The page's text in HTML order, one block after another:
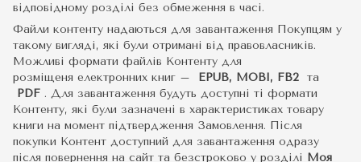
відповідному розділі без обмеження в часі.
Файли контенту надаються для завантаження Покупцям у
такому вигляді, які були отримані від правовласників.
Можливі формати файлів Контенту для
розміщеня електронних книг –
EPUB, MOBI, FB2 та
PDF . Для завантаження будуть доступні ті формати
Контенту, які були зазначені в характеристиках товару
книги на момент підтвердження Замовлення. Після
покупки Контент доступний для завантаження одразу
після повернення на сайт та безстроково у розділі Моя